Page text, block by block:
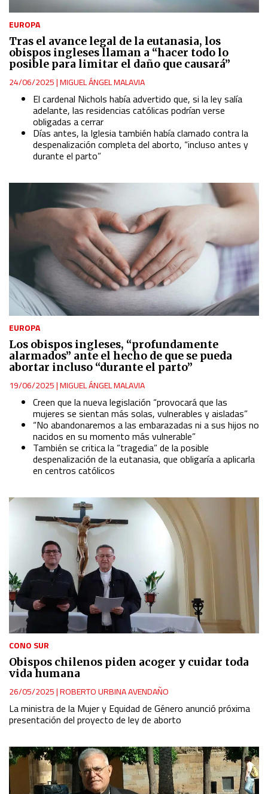
EUROPA
Tras el avance legal de la eutanasia, los
obispos ingleses llaman a “hacer todo lo
posible para limitar el daño que causará”
24/06/2025|MIGUEL ÁNGEL MALAVIA
El cardenal Nichols había advertido que, si la ley salía
adelante, las residencias católicas podrían verse
obligadas a cerrar
Días antes, la Iglesia también había clamado contra la
despenalización completa del aborto, “incluso antes y
durante el parto”
EUROPA
Los obispos ingleses, “profundamente
alarmados” ante el hecho de que se pueda
abortar incluso “durante el parto”
19/06/2025|MIGUEL ÁNGEL MALAVIA
Creen que la nueva legislación “provocará que las
mujeres se sientan más solas, vulnerables y aisladas”
“No abandonaremos a las embarazadas ni a sus hijos no
nacidos en su momento más vulnerable”
También se critica la “tragedia” de la posible
despenalización de la eutanasia, que obligaría a aplicarla
en centros católicos
CONO SUR
Obispos chilenos piden acoger y cuidar toda
vida humana
26/05/2025|ROBERTO URBINA AVENDAÑO
La ministra de la Mujer y Equidad de Género anunció próxima
presentación del proyecto de ley de aborto